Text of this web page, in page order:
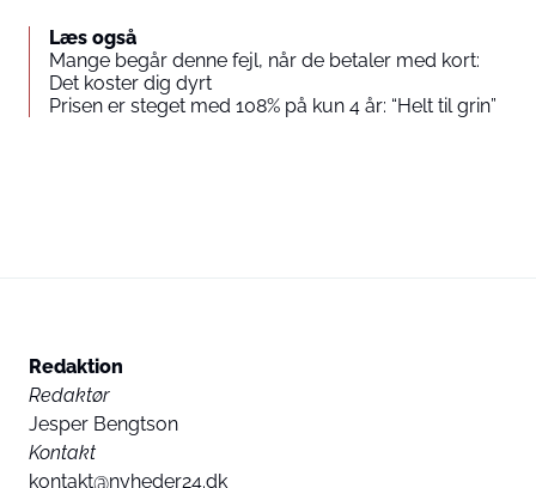
Du accepterer hermed at vise eksternt tredjepartsindhold.
Persondata kan blive sendt til udbyderen af indholdet og andre
tredjepartstjenester.
Læs også
Mange begår denne fejl, når de betaler med kort:
Det koster dig dyrt
Prisen er steget med 108% på kun 4 år: “Helt til grin”
Redaktion
Redaktør
Jesper Bengtson
Kontakt
kontakt@nyheder24.dk